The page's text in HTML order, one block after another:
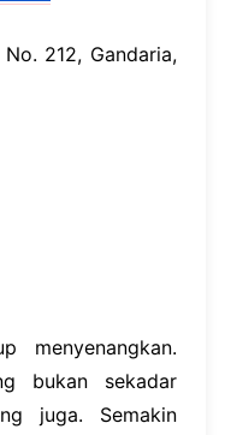
212, Gandaria,
menyenangkan.
bukan sekadar
juga. Semakin